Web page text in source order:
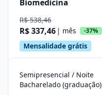
Biomedicina
R$ 538,46
R$ 337,46 | mês -37%
Mensalidade grátis
Semipresencial / Noite
Bacharelado (graduação)